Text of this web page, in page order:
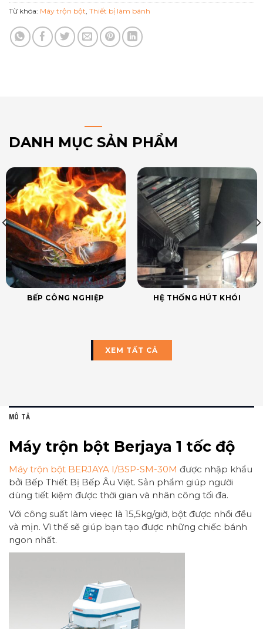
Từ khóa: Máy trộn bột Thiết bị làm bánh
DANH MỤC SẢN PHẨM
BẾP CÔNG NGHIỆP HỆ THỐNG HÚT KHÓI
XEM TẤT CẢ
MÔ TẢ
Máy trộn bột Berjaya 1 tốc độ
Máy trộn bột BERJAYA I/BSP-SM-30M được nhập khẩu
bởi Bếp Thiết Bị Bếp Âu Việt. Sản phẩm giúp người
dùng tiết kiệm được thời gian và nhân công tối đa.
Với công suất làm vieẹc là 15,5kg/giờ, bột được nhồi đều
và mịn. Vì thế sẽ giúp bạn tạo được những chiếc bánh
ngon nhất.